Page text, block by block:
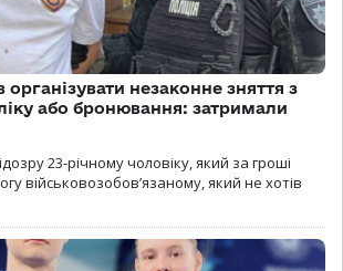
організувати незаконне зняття з
або бронювання: затримали
23-річному чоловіку, який за гроші
військовозобов’язаному, який не хотів